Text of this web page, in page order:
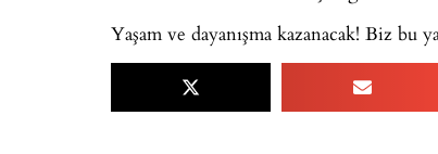
Yaşam ve dayanışma kazanacak! Biz bu